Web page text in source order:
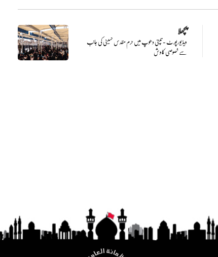
پچھلا
ویڈیو رپورٹ - تپتی دھوپ میں حرم مقدس حسینی کی جانب
سے خصوصی کاوش